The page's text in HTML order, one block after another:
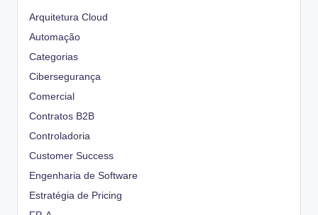
Arquitetura Cloud
Automação
Categorias
Cibersegurança
Comercial
Contratos B2B
Controladoria
Customer Success
Engenharia de Software
Estratégia de Pricing